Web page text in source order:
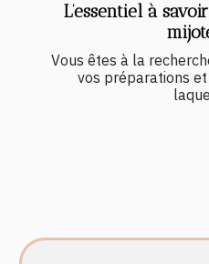
L’essentiel à
Vous êtes à la
vos préparations